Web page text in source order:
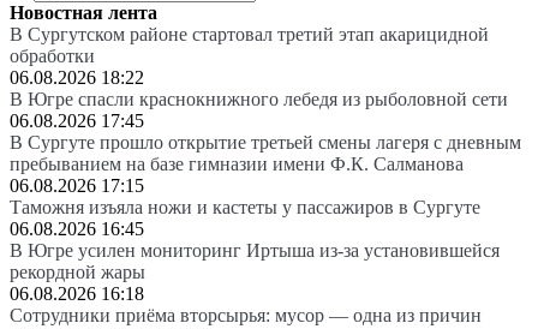
Новостная лента
В Сургутском районе стартовал третий этап акарицидной
обработки
06.08.2026 18:22
В Югре спасли краснокнижного лебедя из рыболовной сети
06.08.2026 17:45
В Сургуте прошло открытие третьей смены лагеря с дневным
пребыванием на базе гимназии имени Ф.К. Салманова
06.08.2026 17:15
Таможня изъяла ножи и кастеты у пассажиров в Сургуте
06.08.2026 16:45
В Югре усилен мониторинг Иртыша из-за установившейся
рекордной жары
06.08.2026 16:18
Сотрудники приёма вторсырья: мусор — одна из причин